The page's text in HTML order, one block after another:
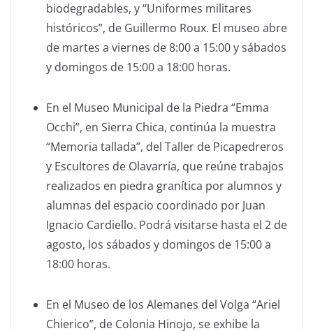
biodegradables, y “Uniformes militares
históricos”, de Guillermo Roux. El museo abre
de martes a viernes de 8:00 a 15:00 y sábados
y domingos de 15:00 a 18:00 horas.
En el Museo Municipal de la Piedra “Emma
Occhi”, en Sierra Chica, continúa la muestra
“Memoria tallada”, del Taller de Picapedreros
y Escultores de Olavarría, que reúne trabajos
realizados en piedra granítica por alumnos y
alumnas del espacio coordinado por Juan
Ignacio Cardiello. Podrá visitarse hasta el 2 de
agosto, los sábados y domingos de 15:00 a
18:00 horas.
En el Museo de los Alemanes del Volga “Ariel
Chierico”, de Colonia Hinojo, se exhibe la